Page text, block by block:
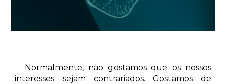
Normalmente, não gostamos que os nossos
interesses sejam contrariados. Gostamos de